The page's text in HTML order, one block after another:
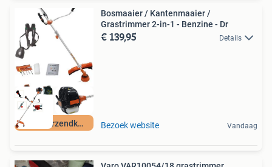
Geen verzendkosten
Bosmaaier / Kantenmaaier /
Grastrimmer 2-in-1 - Benzine - Dr
€ 139,95 Details
Bezoek website Vandaag